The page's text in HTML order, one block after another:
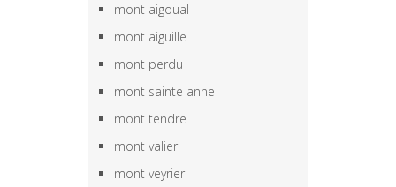
mont aigoual
mont aiguille
mont perdu
mont sainte anne
mont tendre
mont valier
mont veyrier